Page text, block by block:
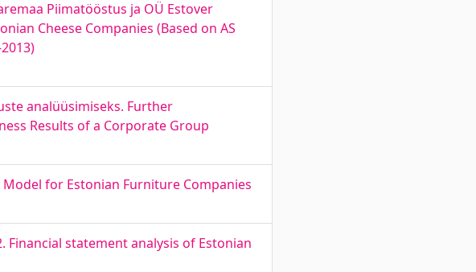
Piimatööstus ja OÜ Estover
Cheese Companies (Based on AS
analüüsimiseks. Further
Results of a Corporate Group
for Estonian Furniture Companies
statement analysis of Estonian